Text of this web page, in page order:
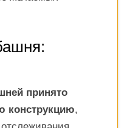
принято
конструкцию,